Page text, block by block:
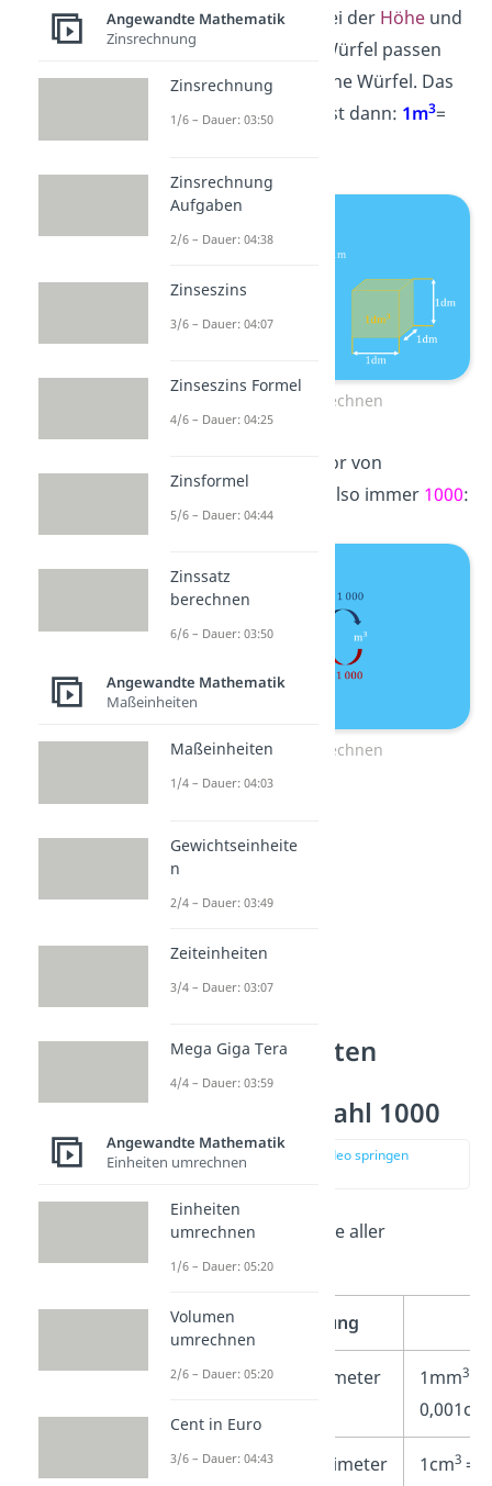
1dm. Genauso ist es bei der Höhe und
Breite. In den großen Würfel passen
also10⋅10⋅10=1000
kleine Würfel. Das
Volumen des Würfels
ist dann: 1m3=
1000dm
Volumen umrechnen
Der Umrechnungsfaktor von
Volumeneinheiten
ist also immer 1000:
Volumen umrechnen
Volumeneinheiten
umrechnen –
Umrechnungszahl 1000
zur Stelle im Video springen
(00:55)
Hier hast du eine Tabelle aller
wichtigen Einheiten:
Einheit Bezeichnung
mm3 Kubikmillimeter 1mm3
0,001cm
cm3=
Kubikzentimeter 1cm3=
Angewandte Mathematik
Zinsrechnung
Zinsrechnung
1/6 – Dauer: 03:50
Zinsrechnung
Aufgaben
2/6 – Dauer: 04:38
Zinseszins
3/6 – Dauer: 04:07
Zinseszins Formel
4/6 – Dauer: 04:25
Zinsformel
5/6 – Dauer: 04:44
Zinssatz
berechnen
6/6 – Dauer: 03:50
Angewandte Mathematik
Maßeinheiten
Maßeinheiten
1/4 – Dauer: 04:03
Gewichtseinheite
n
2/4 – Dauer: 03:49
Zeiteinheiten
3/4 – Dauer: 03:07
Mega Giga Tera
4/4 – Dauer: 03:59
Angewandte Mathematik
Einheiten umrechnen
Einheiten
umrechnen
1/6 – Dauer: 05:20
Volumen
umrechnen
2/6 – Dauer: 05:20
Cent in Euro
3/6 – Dauer: 04:43